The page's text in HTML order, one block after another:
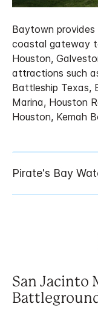
Baytown
coastal gateway
Houston,
attractions such
Battleship Texas,
Marina, Houston
Houston, Kemah
San Jacinto